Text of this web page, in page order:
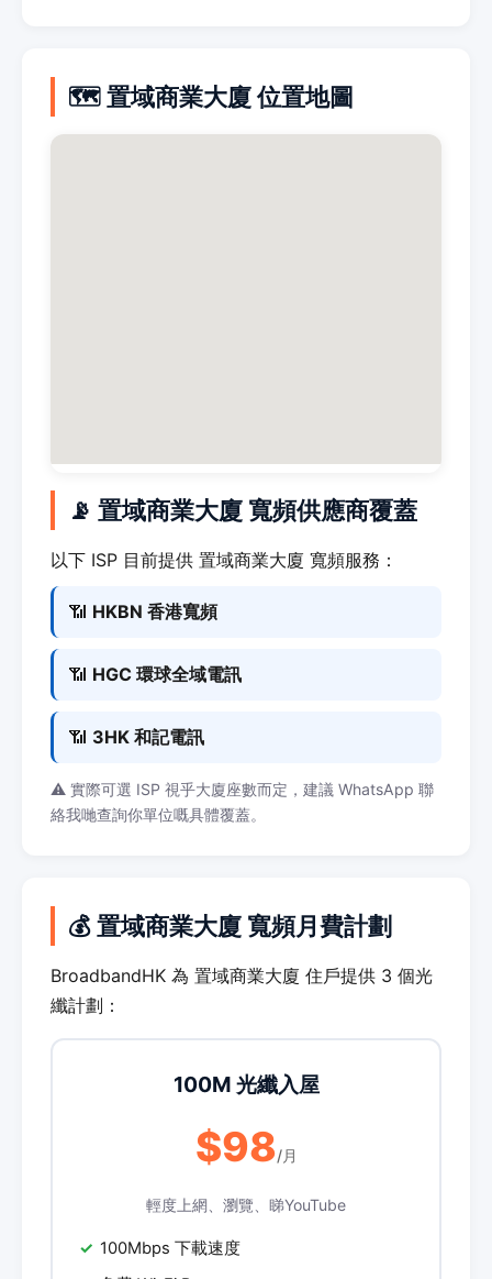
🗺️ 置域商業大廈 位置地圖
📡 置域商業大廈 寬頻供應商覆蓋
以下 ISP 目前提供 置域商業大廈 寬頻服務：
📶 HKBN 香港寬頻
📶 HGC 環球全域電訊
📶 3HK 和記電訊
⚠️ 實際可選 ISP 視乎大廈座數而定，建議 WhatsApp 聯
絡我哋查詢你單位嘅具體覆蓋。
💰 置域商業大廈 寬頻月費計劃
BroadbandHK 為 置域商業大廈 住戶提供 3 個光
纖計劃：
100M 光纖入屋
$98/月
輕度上網、瀏覽、睇YouTube
100Mbps 下載速度